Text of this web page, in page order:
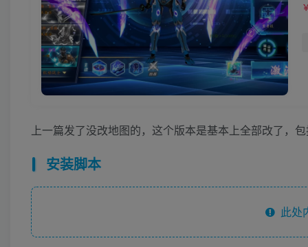
上一篇发了没改地图的，这个版本是基本上全部改了，
安装脚本
此处